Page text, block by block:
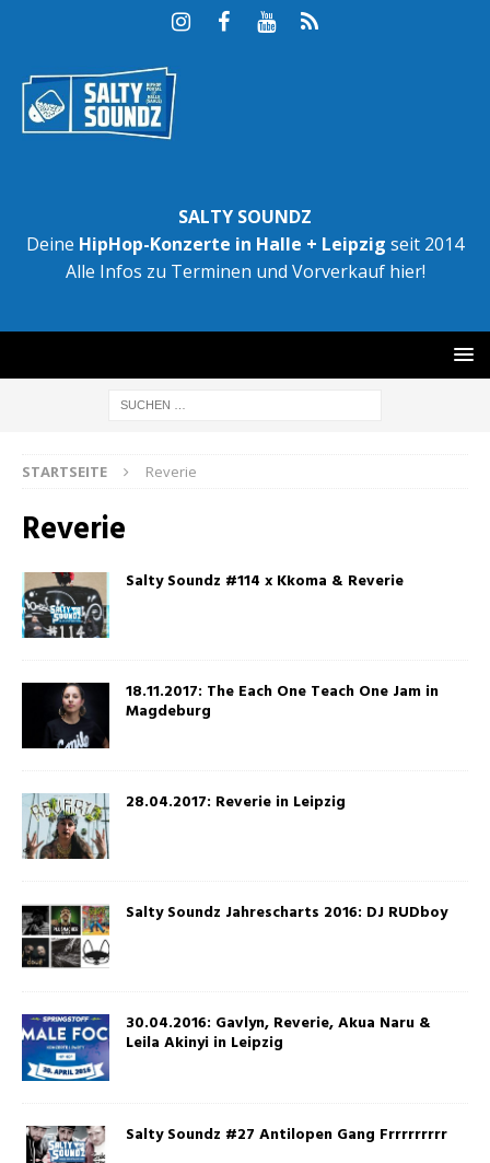
SALTY SOUNDZ
Deine HipHop-Konzerte in Halle + Leipzig seit 2014
Alle Infos zu Terminen und Vorverkauf hier!
STARTSEITE Reverie
Reverie
Salty Soundz #114 x Kkoma & Reverie
18.11.2017: The Each One Teach One Jam in
Magdeburg
28.04.2017: Reverie in Leipzig
Salty Soundz Jahrescharts 2016: DJ RUDboy
30.04.2016: Gavlyn, Reverie, Akua Naru &
Leila Akinyi in Leipzig
Salty Soundz #27 Antilopen Gang Frrrrrrrrr